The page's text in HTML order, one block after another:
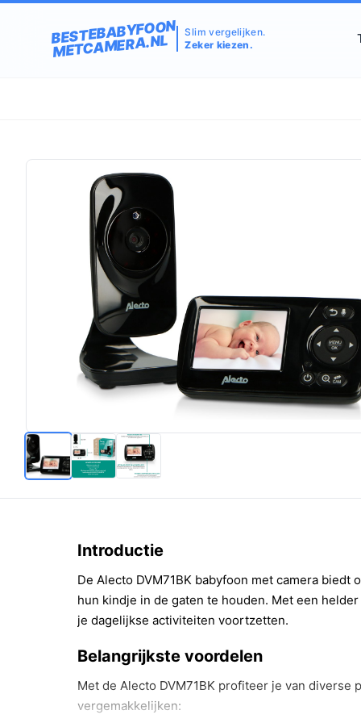
BESTEBABYFOON
METCAMERA.NL
Slim vergelijken.
Zeker kiezen.
Introductie
De Alecto DVM71BK babyfoon met camera
hun kindje in de gaten te houden. Met een
je dagelijkse activiteiten voortzetten.
Belangrijkste voordelen
Met de Alecto DVM71BK profiteer je van
vergemakkelijken: